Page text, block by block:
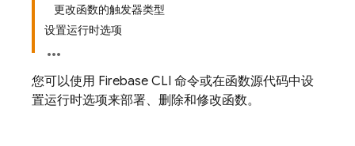
更改函数的触发器类型
设置运行时选项
您可以使用 Firebase CLI 命令或在函数源代码中设
置运行时选项来部署、删除和修改函数。